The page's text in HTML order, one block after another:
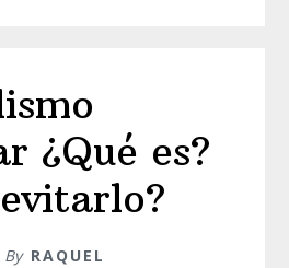
¿Qué es?
By RAQUEL